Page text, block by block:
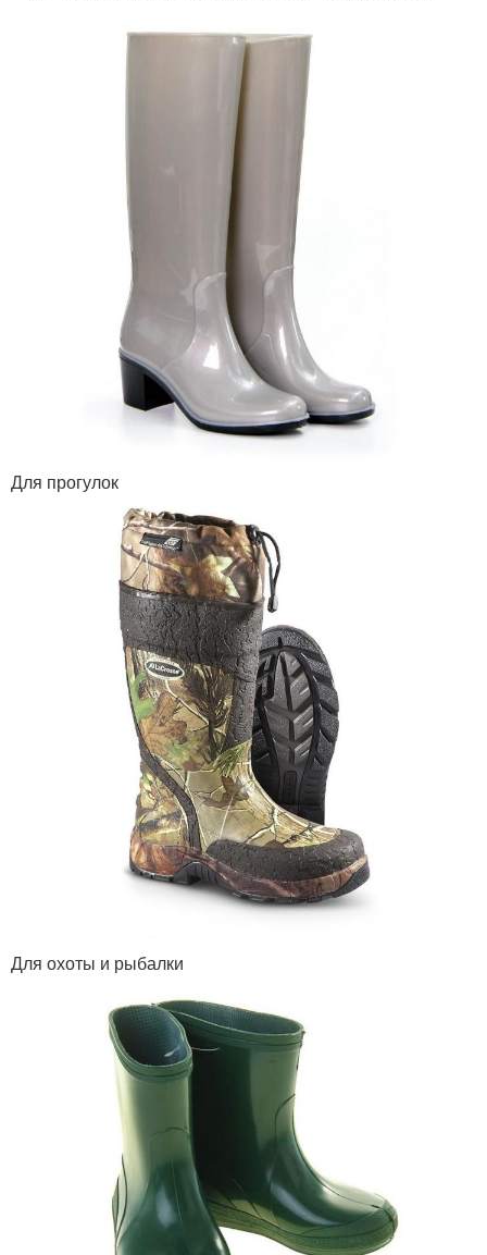
Для прогулок
Для охоты и рыбалки